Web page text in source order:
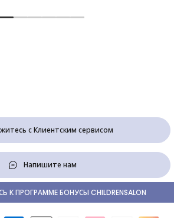
с Клиентским сервисом
Напишите нам
К ПРОГРАММЕ БОНУСЫ CHILDRENSALON